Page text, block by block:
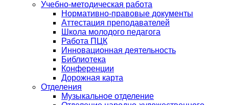
Учебно-методическая работа
Нормативно-правовые документы
Аттестация преподавателей
Школа молодого педагога
Работа ПЦК
Инновационная деятельность
Библиотека
Конференции
Дорожная карта
Отделения
Музыкальное отделение